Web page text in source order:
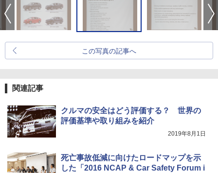
この写真の記事へ
関連記事
クルマの安全はどう評価する？ 世界の
評価基準や取り組みを紹介
2019年8月1日
死亡事故低減に向けたロードマップを示
した「2016 NCAP & Car Safety Forum i